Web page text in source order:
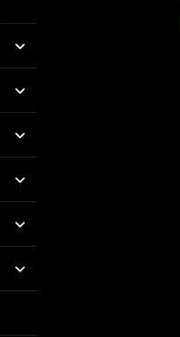
untermenü
öffnen
untermenü
öffnen
untermenü
öffnen
untermenü
öffnen
untermenü
öffnen
untermenü
öffnen